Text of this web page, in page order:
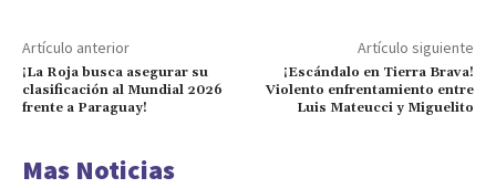
Artículo anterior
¡La Roja busca asegurar su
clasificación al Mundial 2026
frente a Paraguay!
Artículo siguiente
¡Escándalo en Tierra Brava!
Violento enfrentamiento entre
Luis Mateucci y Miguelito
Mas Noticias